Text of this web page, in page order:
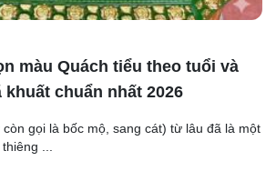
màu Quách tiểu theo tuổi và
chuẩn nhất 2026
gọi là bốc mộ, sang cát) từ lâu đã là một
...